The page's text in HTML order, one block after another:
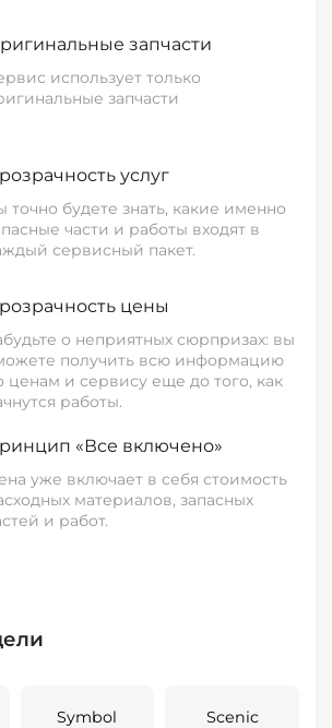
запчасти
использует только
запчасти
услуг
точно будете знать, какие именно
части и работы входят в
сервисный пакет.
цены
о неприятных сюрпризах: вы
получить всю информацию
ценам и сервису еще до того, как
работы.
«Все включено»
уже включает в себя стоимость
материалов, запасных
и работ.
Symbol Scenic